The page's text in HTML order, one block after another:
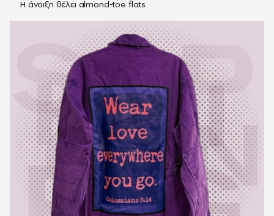
Η άνοιξη θέλει almond‑toe flats